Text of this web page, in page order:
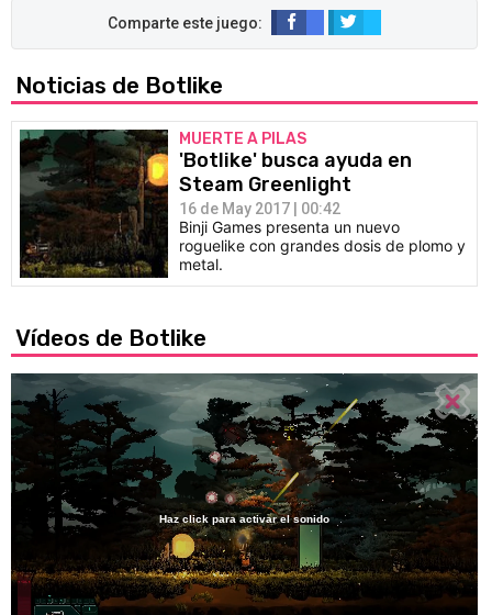
Noticias de Botlike
MUERTE A PILAS
'Botlike' busca ayuda en
Steam Greenlight
16 de May 2017 | 00:42
Binji Games presenta un nuevo
roguelike con grandes dosis de plomo y
metal.
Vídeos de Botlike
Unmute /
Loaded:
49.87%
Haz click para activar el sonido